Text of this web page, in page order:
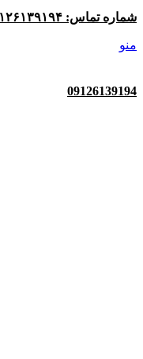
شماره تماس: ۰۹۱۲۶۱۳۹۱۹۴
منو
09126139194